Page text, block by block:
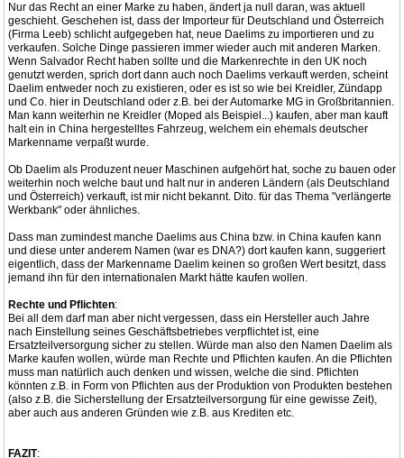
Nur das Recht an einer Marke zu haben, ändert ja null daran, was aktuell
geschieht. Geschehen ist, dass der Importeur für Deutschland und Österreich
(Firma Leeb) schlicht aufgegeben hat, neue Daelims zu importieren und zu
verkaufen. Solche Dinge passieren immer wieder auch mit anderen Marken.
Wenn Salvador Recht haben sollte und die Markenrechte in den UK noch
genutzt werden, sprich dort dann auch noch Daelims verkauft werden, scheint
Daelim entweder noch zu existieren, oder es ist so wie bei Kreidler, Zündapp
und Co. hier in Deutschland oder z.B. bei der Automarke MG in Großbritannien.
Man kann weiterhin ne Kreidler (Moped als Beispiel...) kaufen, aber man kauft
halt ein in China hergestelltes Fahrzeug, welchem ein ehemals deutscher
Markenname verpaßt wurde.
Ob Daelim als Produzent neuer Maschinen aufgehört hat, soche zu bauen oder
weiterhin noch welche baut und halt nur in anderen Ländern (als Deutschland
und Österreich) verkauft, ist mir nicht bekannt. Dito. für das Thema "verlängerte
Werkbank" oder ähnliches.
Dass man zumindest manche Daelims aus China bzw. in China kaufen kann
und diese unter anderem Namen (war es DNA?) dort kaufen kann, suggeriert
eigentlich, dass der Markenname Daelim keinen so großen Wert besitzt, dass
jemand ihn für den internationalen Markt hätte kaufen wollen.
Rechte und Pflichten:
Bei all dem darf man aber nicht vergessen, dass ein Hersteller auch Jahre
nach Einstellung seines Geschäftsbetriebes verpflichtet ist, eine
Ersatzteilversorgung sicher zu stellen. Würde man also den Namen Daelim als
Marke kaufen wollen, würde man Rechte und Pflichten kaufen. An die Pflichten
muss man natürlich auch denken und wissen, welche die sind. Pflichten
könnten z.B. in Form von Pflichten aus der Produktion von Produkten bestehen
(also z.B. die Sicherstellung der Ersatzteilversorgung für eine gewisse Zeit),
aber auch aus anderen Gründen wie z.B. aus Krediten etc.
FAZIT: